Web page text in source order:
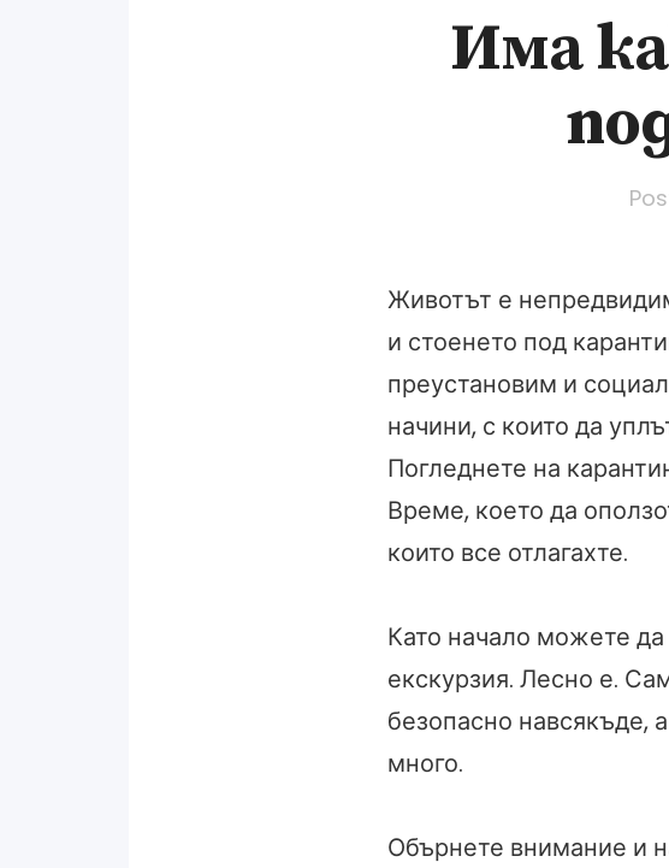
Има
Животът е
и стоенето под
преустановим и
начини, с които да
Погледнете на
Време, което да
които все отлагахте.
Като начало можете
екскурзия. Лесно е.
безопасно навсякъде,
много.
Обърнете внимание и